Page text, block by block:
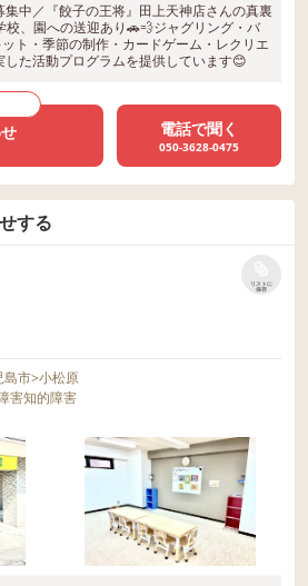
中／『餃子の王将』田上天神店さんの真裏
校、園への送迎あり🚗💨ジャグリング・バ
ト・季節の制作・カードゲーム・レクリエ
た活動プログラムを提供しています😊
電話で聞く
050-3628-0475
する
リストに
保存
島市>小松原
害知的障害